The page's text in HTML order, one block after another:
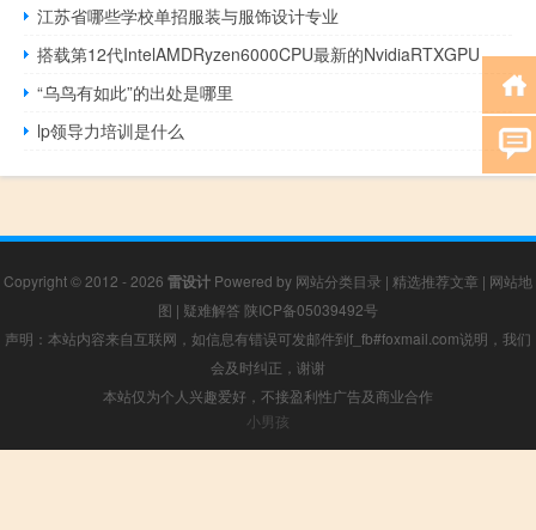
江苏省哪些学校单招服装与服饰设计专业
搭载第12代IntelAMDRyzen6000CPU最新的NvidiaRTXGPU
“乌鸟有如此”的出处是哪里
lp领导力培训是什么
Copyright © 2012 - 2026 雷设计 Powered by 网站分类目录 | 精选推荐文章 | 网站地
图 | 疑难解答 陕ICP备05039492号
声明：本站内容来自互联网，如信息有错误可发邮件到f_fb#foxmail.com说明，我们
会及时纠正，谢谢
本站仅为个人兴趣爱好，不接盈利性广告及商业合作
小男孩